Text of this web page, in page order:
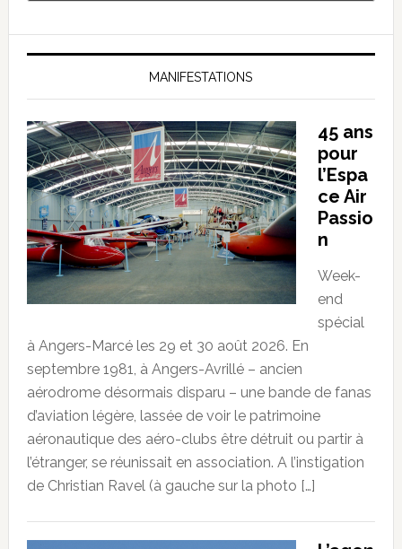
MANIFESTATIONS
45 ans
pour
l’Espa
ce Air
Passio
n
Week-
end
spécial
à Angers-Marcé les 29 et 30 août 2026. En
septembre 1981, à Angers-Avrillé – ancien
aérodrome désormais disparu – une bande de fanas
d’aviation légère, lassée de voir le patrimoine
aéronautique des aéro-clubs être détruit ou partir à
l’étranger, se réunissait en association. A l’instigation
de Christian Ravel (à gauche sur la photo […]